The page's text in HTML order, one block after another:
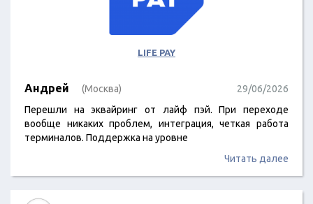
LIFE PAY
Андрей (Москва)
29/06/2026
Перешли на эквайринг от лайф пэй. При переходе
вообще никаких проблем, интеграция, четкая работа
терминалов. Поддержка на уровне
Читать далее